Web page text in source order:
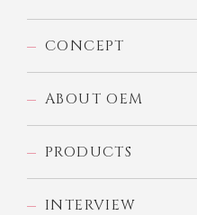
CONCEPT
ABOUT OEM
PRODUCTS
INTERVIEW